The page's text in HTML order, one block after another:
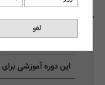
در یک نگاه سرفصل
این دوره آموزشی